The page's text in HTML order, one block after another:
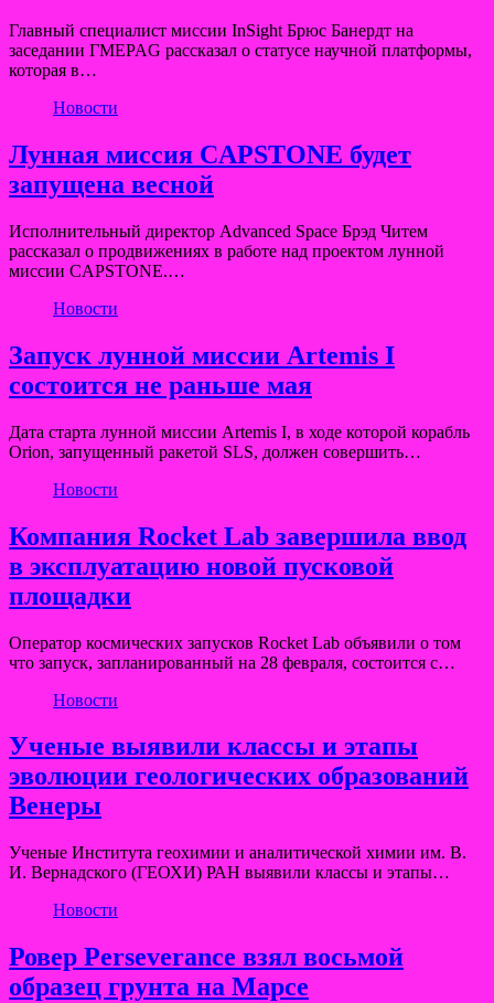
Главный специалист миссии InSight Брюс Банердт на
заседании ГMEPAG рассказал о статусе научной платформы,
которая в…
Новости
Лунная миссия CAPSTONE будет
запущена весной
Исполнительный директор Advanced Space Брэд Читем
рассказал о продвижениях в работе над проектом лунной
миссии CAPSTONE.…
Новости
Запуск лунной миссии Artemis I
состоится не раньше мая
Дата старта лунной миссии Artemis I, в ходе которой корабль
Orion, запущенный ракетой SLS, должен совершить…
Новости
Компания Rocket Lab завершила ввод
в эксплуатацию новой пусковой
площадки
Оператор космических запусков Rocket Lab объявили о том
что запуск, запланированный на 28 февраля, состоится с…
Новости
Ученые выявили классы и этапы
эволюции геологических образований
Венеры
Ученые Института геохимии и аналитической химии им. В.
И. Вернадского (ГЕОХИ) РАН выявили классы и этапы…
Новости
Ровер Perseverance взял восьмой
образец грунта на Марсе